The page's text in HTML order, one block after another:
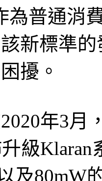
為普通消
新標準
擾。
年3月
級
及80mW